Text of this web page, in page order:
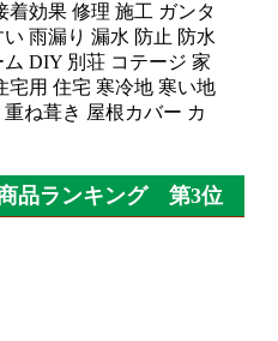
着効果 修理 施工 ガンタ
雨漏り 漏水 防止 防水
DIY 別荘 コテージ 家
宅用 住宅 寒冷地 寒い地
ね葺き 屋根カバー カ
品ランキング 第3位